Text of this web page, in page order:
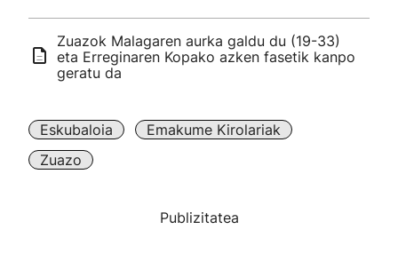
Zuazok Malagaren aurka galdu du (19-33)
eta Erreginaren Kopako azken fasetik kanpo
geratu da
Eskubaloia
Emakume Kirolariak
Zuazo
Publizitatea